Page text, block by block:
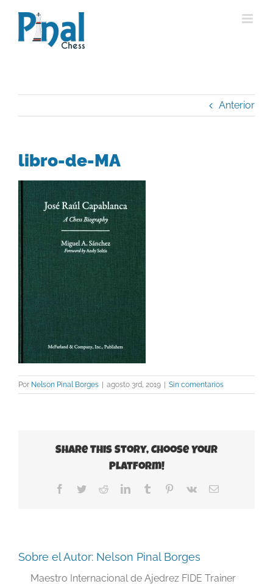
contenido
Anterior
libro-de-MA
Por Nelson Pinal Borges | agosto 3rd, 2019 | Sin comentarios
Share This Story, Choose Your
Platform!
Facebook
TwitterRedditLinkedInTumblr Pinterest
Vk
Correo
Sobre el Autor: Nelson Pinal Borges
Maestro Internacional de Ajedrez FIDE Trainer